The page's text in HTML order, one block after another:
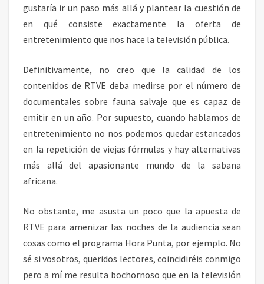
gustaría ir un paso más allá y plantear la cuestión de
en qué consiste exactamente la oferta de
entretenimiento que nos hace la televisión pública.
Definitivamente, no creo que la calidad de los
contenidos de RTVE deba medirse por el número de
documentales sobre fauna salvaje que es capaz de
emitir en un año. Por supuesto, cuando hablamos de
entretenimiento no nos podemos quedar estancados
en la repetición de viejas fórmulas y hay alternativas
más allá del apasionante mundo de la sabana
africana.
No obstante, me asusta un poco que la apuesta de
RTVE para amenizar las noches de la audiencia sean
cosas como el programa Hora Punta, por ejemplo. No
sé si vosotros, queridos lectores, coincidiréis conmigo
pero a mí me resulta bochornoso que en la televisión